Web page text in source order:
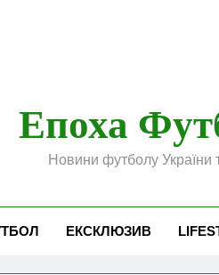
Епоха
Новини футболу України
ЕКСКЛЮЗИВ